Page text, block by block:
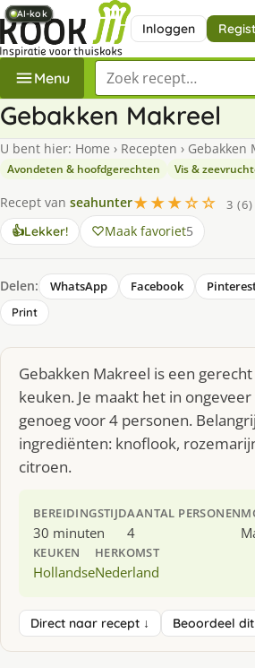
Inloggen
Menu Zoek een recept
Gebakken Makreel
U bent hier: Home › Recepten › Gebakken
Avondeten & hoofdgerechten Vis &
Recept van seahunter★★★☆☆
3 (6)
👍Lekker! Maak favoriet5
Delen: WhatsApp Facebook
Print
Gebakken Makreel is een
keuken. Je maakt het in
genoeg voor 4 personen.
ingrediënten: knoflook,
citroen.
BEREIDINGSTIJD
30 minuten
AANTAL PERSONEN
4
KEUKEN
Hollandse
HERKOMST
Nederland
Direct naar recept ↓ Beoordeel
AI-kok
AI-kok
AI-kok
AI-kok
AI-kok
AI-kok
AI-kok
AI-kok